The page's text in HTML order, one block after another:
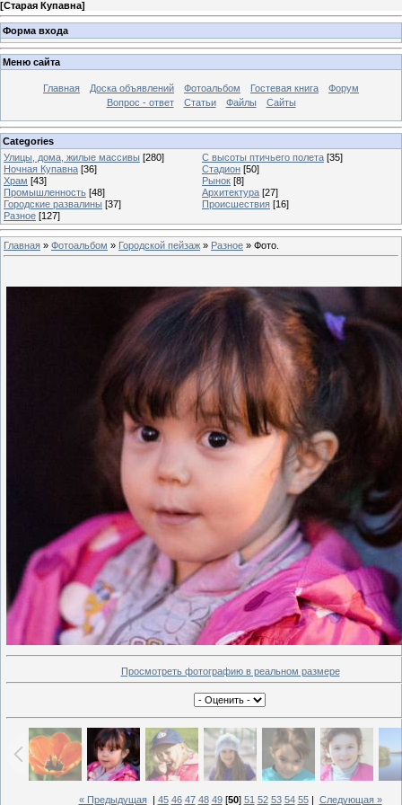
[Старая Купавна]
Форма входа
Меню сайта
Главная Доска объявлений Фотоальбом Гостевая книга
Форум
Вопрос - ответ
Статьи Файлы Сайты
Categories
Улицы, дома, жилые массивы [280] С высоты птичьего полета [35]
Ночная Купавна [36] Стадион [50]
Храм [43] Рынок [8]
Промышленность [48] Архитектура [27]
Городские развалины [37] Происшествия [16]
Разное [127]
Главная » Фотоальбом » Городской пейзаж » Разное » Фото.
Просмотреть фотографию в реальном размере
« Предыдущая| 45 46 47 48 49[50] 51 52 53 54 55| Следующая »